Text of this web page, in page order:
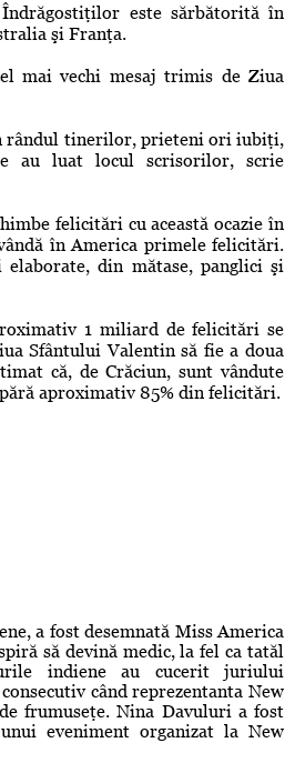
este sărbătorită în
şi Franţa.
mai vechi mesaj trimis de Ziua
rândul tinerilor, prieteni ori iubiţi,
au luat locul scrisorilor, scrie
felicitări cu această ocazie în
în America primele felicitări.
din mătase, panglici şi
1 miliard de felicitări se
Sfântului Valentin să fie a doua
că, de Crăciun, sunt vândute
aproximativ 85% din felicitări.
a fost desemnată Miss America
să devină medic, la fel ca tatăl
indiene au cucerit juriului
când reprezentanta New
frumuseţe. Nina Davuluri a fost
eveniment organizat la New